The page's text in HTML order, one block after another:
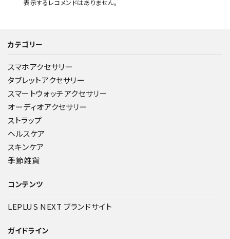
表示するレコメンドはありません。
カテゴリー
スマホアクセサリー
タブレットアクセサリー
スマートウォッチアクセサリー
オーディオアクセサリー
ストラップ
ヘルスケア
スキンケア
季節雑貨
コンテンツ
LEPLUS NEXT ブランドサイト
ガイドライン